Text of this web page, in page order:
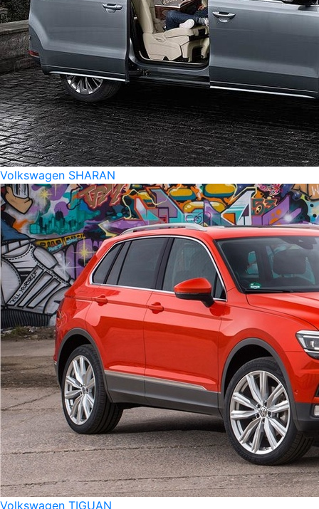
Volkswagen SHARAN
Volkswagen TIGUAN